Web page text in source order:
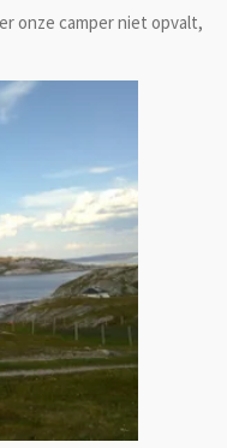
onze camper niet opvalt,